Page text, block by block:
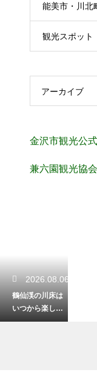
能美市・川北
観光スポット
アーカイブ
金沢市観光公
兼六園観光協会
2026.08.06
鶴仙渓の川床は
いつから楽しめ
る？解禁時期と